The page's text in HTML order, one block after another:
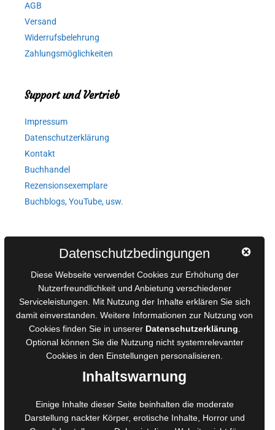
AGB
Versand
Widerrufsbelehrung
Zahlungsmöglichkeiten
Support und Vertrieb
Impressum
Datenschutzerklärung
Kontakt
Buchhandel
Rezensionsexemplare
Buchblogs, YouTube, usw.
AGB für Medienprojekte
Online-Artikel
Manuskripte einreichen
Ausschreibungen
Belegexemplare
Eigenbedarfsexemplare
Foto- und Bildbearbeitung
Datenschutzbedingungen
Diese Webseite verwendet Cookies zur Erhöhung der
Nutzerfreundlichkeit und Anbietung verschiedener
Serviceleistungen. Mit Nutzung der Inhalte erklären Sie sich
damit einverstanden. Weitere Informationen zur Nutzung von
Cookies finden Sie in unserer Datenschutzerklärung
Optional können Sie die Nutzung nicht systemrelevanter
Cookies in den Einstellungen personalisieren.
Inhaltswarnung
Einige Inhalte dieser Seite beinhalten die moderate
Darstellung nackter Körper, erotische Inhalte, Horror und